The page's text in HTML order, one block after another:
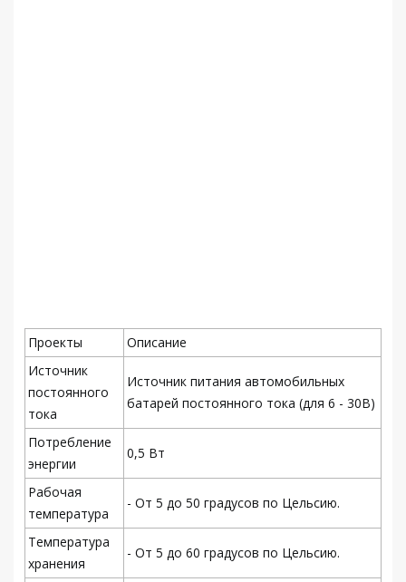
Проекты
Описание
Источник
постоянного
тока
Источник питания автомобильных
батарей постоянного тока (для 6 - 30В)
Потребление
энергии
0,5 Вт
Рабочая
температура
- От 5 до 50 градусов по Цельсию.
Температура
хранения
- От 5 до 60 градусов по Цельсию.